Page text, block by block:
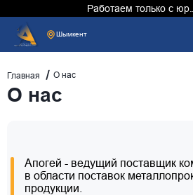
Работаем только с
Шымкент
Главная О нас
О нас
Апогей - ведущий поставщик
в области поставок
продукции.